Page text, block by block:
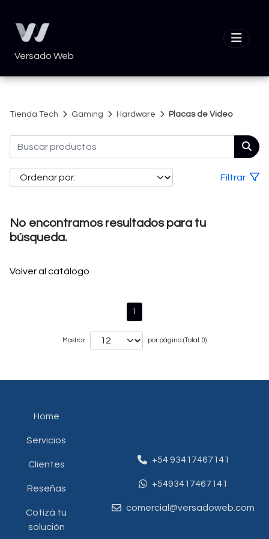
Versado Web
Tienda Tech Gaming Hardware Placas de Video
Filtrar
No encontramos resultados para tu
búsqueda.
Volver al catálogo
1
Mostrar por página (Total: 0)
Home
Servicios
Clientes
Reseñas
Cotizá tu
solución
+54 93417467141
+5493417467141
comercial@versadoweb.com